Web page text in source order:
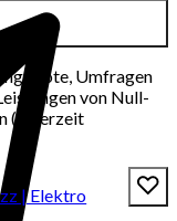
Umfragen
von Null-
(jederzeit
| Elektro